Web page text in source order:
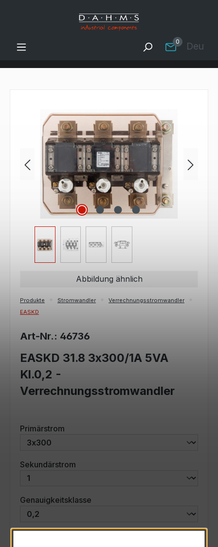
Zum Hauptinhalt springen
0
Bildergalerie überspringen
Abbildung ähnlich
Produkte Stromwandler
Verrechnungsstromwandler
EASKD
Art-Nr.: 46736
EASKD 31.8 3x300/1A 5VA
Kl.0,2 -
Verrechnungsstromwandler
Primärstrom
Sekundärstrom
Genauigkeitsklasse